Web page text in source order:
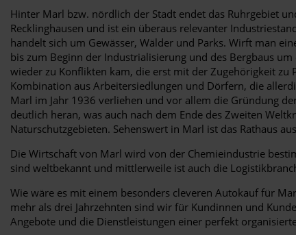
Hinter Marl bzw. nördlich der Stadt endet das Ruhrgebiet
Recklinghausen und ist ein überaus relevanter
handelt sich um Gewässer, Wälder und Parks. Wirft man
bis zum Beginn der Industrialisierung und des Bergbaus
wieder zu Konflikten kam, die erst mit der Zugehörigkeit zu
Kombination aus Arbeitersiedlungen und Dörfern, die
Marl im Jahr 1936 verliehen und vor allem die Gründung
deutlich heran, was auch nach dem Ende des Zweiten
Naturschutzgebieten. Sehenswert in Marl ist das Rathaus
Die Wirtschaft von Marl wird von der Chemieindustrie
sind weltbekannt und mittlerweile ist auch die
Wie wäre es mit einem besonders cleveren Autokauf für
mehr als drei Jahrzehnten sind wir für Kundinnen und
Angebote und die Dienstleistungen einer perfekt